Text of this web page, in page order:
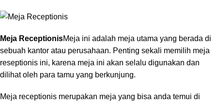
Meja ReceptionisMeja ini adalah meja utama yang berada di
sebuah kantor atau perusahaan. Penting sekali memilih meja
reseptionis ini, karena meja ini akan selalu digunakan dan
dilihat oleh para tamu yang berkunjung.
Meja receptionis merupakan meja yang bisa anda temui di